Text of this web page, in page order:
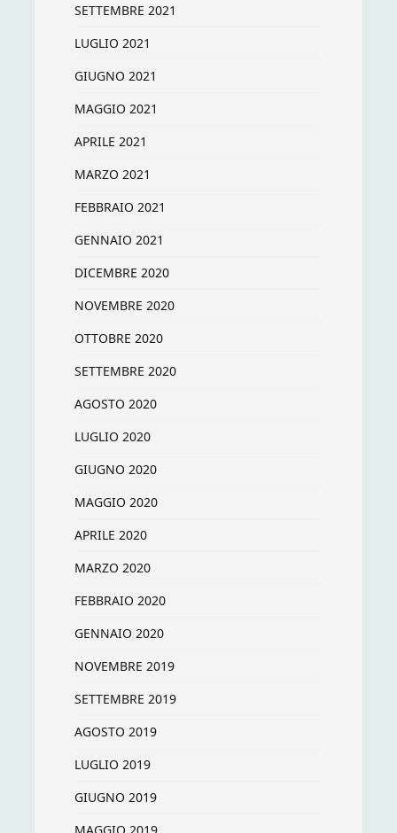
SETTEMBRE 2021
LUGLIO 2021
GIUGNO 2021
MAGGIO 2021
APRILE 2021
MARZO 2021
FEBBRAIO 2021
GENNAIO 2021
DICEMBRE 2020
NOVEMBRE 2020
OTTOBRE 2020
SETTEMBRE 2020
AGOSTO 2020
LUGLIO 2020
GIUGNO 2020
MAGGIO 2020
APRILE 2020
MARZO 2020
FEBBRAIO 2020
GENNAIO 2020
NOVEMBRE 2019
SETTEMBRE 2019
AGOSTO 2019
LUGLIO 2019
GIUGNO 2019
MAGGIO 2019